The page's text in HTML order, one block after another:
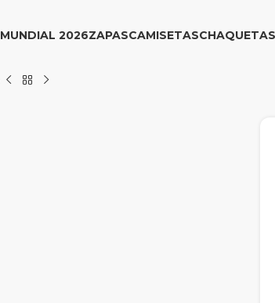
MUNDIAL 2026ZAPASCAMISETASCHAQUETAS